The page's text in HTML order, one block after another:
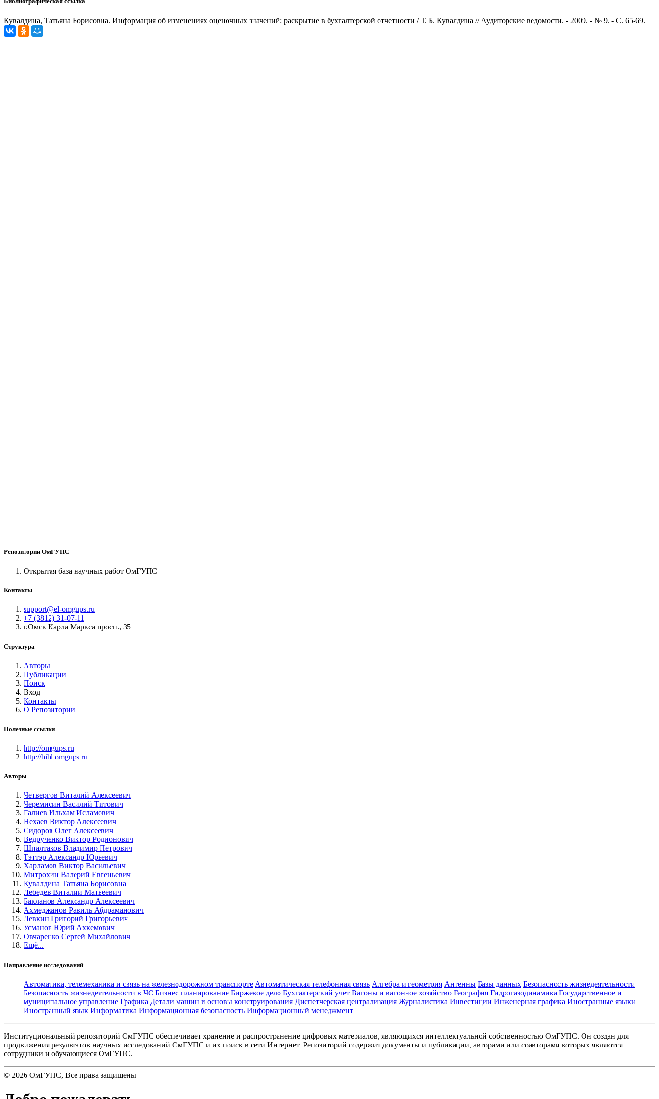
Кувалдина, Татьяна Борисовна. Информация об изменениях оценочных значений: раскрытие в бухгалтерской отчетности / Т. Б. Кувалдина // Аудиторские ведомости. - 2009. - № 9. - С. 65-69.
Репозиторий ОмГУПС
Открытая база научных работ ОмГУПС
Контакты
support@el-omgups.ru
+7 (3812) 31-07-11
г.Омск Карла Маркса просп., 35
Структура
Авторы
Публикации
Поиск
Вход
Контакты
О Репозитории
Полезные ссылки
http://omgups.ru
http://bibl.omgups.ru
Авторы
Четвергов Виталий Алексеевич
Черемисин Василий Титович
Галиев Ильхам Исламович
Нехаев Виктор Алексеевич
Сидоров Олег Алексеевич
Ведрученко Виктор Родионович
Шпалтаков Владимир Петрович
Тэттэр Александр Юрьевич
Харламов Виктор Васильевич
Митрохин Валерий Евгеньевич
Кувалдина Татьяна Борисовна
Лебедев Виталий Матвеевич
Бакланов Александр Алексеевич
Ахмеджанов Равиль Абдраманович
Левкин Григорий Григорьевич
Усманов Юрий Ахкемович
Овчаренко Сергей Михайлович
Ещё...
Направление исследований
Автоматика, телемеханика и связь на железнодорожном транспорте Автоматическая телефонная связь Алгебра и геометрия Антенны Базы данных Безопасность жизнедеятельности
Безопасность жизнедеятельности в ЧС Бизнес-планирование Биржевое дело Бухгалтерский учет Вагоны и вагонное хозяйство География Гидрогазодинамика Государственное и
муниципальное управление Графика Детали машин и основы конструирования Диспетчерская централизация Журналистика Инвестиции Инженерная графика Иностранные языки
Иностранный язык Информатика Информационная безопасность Информационный менеджмент
Институциональный репозиторий ОмГУПС обеспечивает хранение и распространение цифровых материалов, являющихся интеллектуальной собственностью ОмГУПС. Он создан для
продвижения результатов научных исследований ОмГУПС и их поиск в сети Интернет. Репозиторий содержит документы и публикации, авторами или соавторами которых являются
сотрудники и обучающиеся ОмГУПС.
© 2026 ОмГУПС, Все права защищены